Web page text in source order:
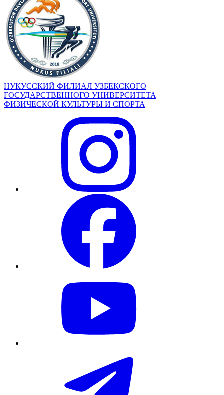
НУКУССКИЙ ФИЛИАЛ УЗБЕКСКОГО
ГОСУДАРСТВЕННОГО УНИВЕРСИТЕТА
ФИЗИЧЕСКОЙ КУЛЬТУРЫ И СПОРТА